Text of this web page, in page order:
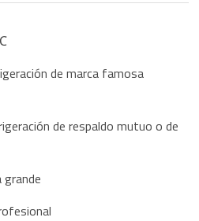
de marca famosa
de respaldo mutuo o de
grande